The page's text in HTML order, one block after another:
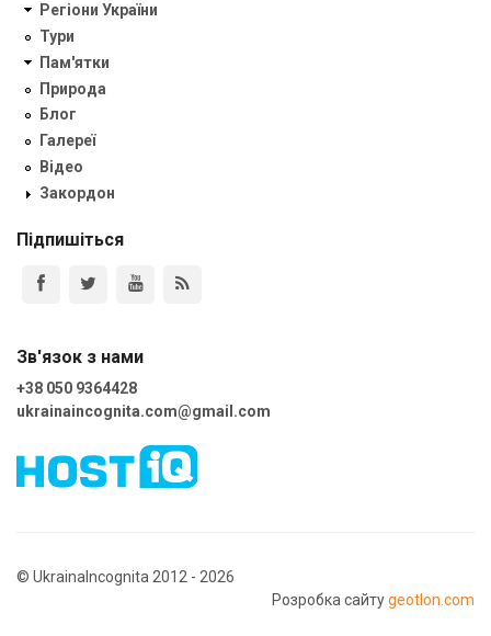
Регіони України
Тури
Пам'ятки
Природа
Блог
Галереї
Відео
Закордон
Підпишіться
Зв'язок з нами
+38 050 9364428
ukrainaincognita.com@gmail.com
© UkrainaIncognita 2012 - 2026
Розробка сайтуgeotlon.com